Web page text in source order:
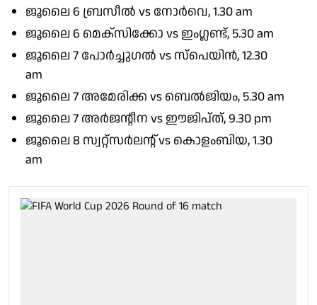
ജൂലൈ 6 ബ്രസീല്‍ vs നോര്‍വെ, 1.30 am
ജൂലൈ 6 മെക്സിക്കോ vs ഇംഗ്ലണ്ട്, 5.30 am
ജൂലൈ 7 പോര്‍ച്ചുഗല്‍ vs സ്‌പെയിന്‍, 12.30
am
ജൂലൈ 7 അമേരിക്ക vs ബെല്‍ജിയം, 5.30 am
ജൂലൈ 7 അര്‍ജൻ്റീന vs ഈജിപ്ത്, 9.30 pm
ജൂലൈ 8 സ്വറ്റ്‌സര്‍ലൻ്റ് vs കൊളംബിയ, 1.30
am